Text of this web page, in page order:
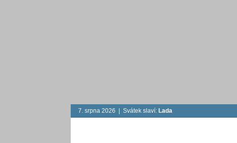
7. srpna 2026 | Svátek slaví: Lada